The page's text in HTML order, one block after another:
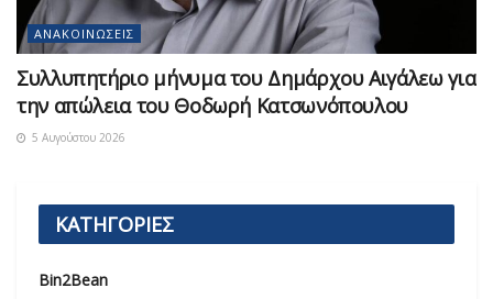
ΑΝΑΚΟΙΝΏΣΕΙΣ
Συλλυπητήριο μήνυμα του Δημάρχου Αιγάλεω για
την απώλεια του Θοδωρή Κατσωνόπουλου
5 Αυγούστου 2026
ΚΑΤΗΓΟΡΙΕΣ
Bin2Bean